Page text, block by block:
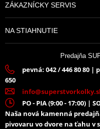
ZÁKAZNÍCKY SERVIS
NA STIAHNUTIE
Predajňa
pevná: 042 / 446 80 80 |
650
PO - PIA (9:00 - 17:00) |
Naša nová kamenná
pivovaru vo dvore na ťahu v